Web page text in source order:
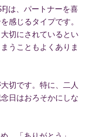
は、パートナーを喜
感じるタイプです。
切にされているとい
うこともよくありま
切です。特に、二人
日はおろそかにしな